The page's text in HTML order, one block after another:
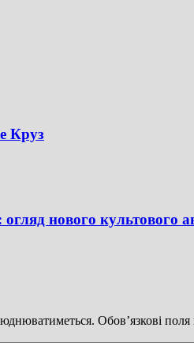
Круз
нового культового
Обов’язкові